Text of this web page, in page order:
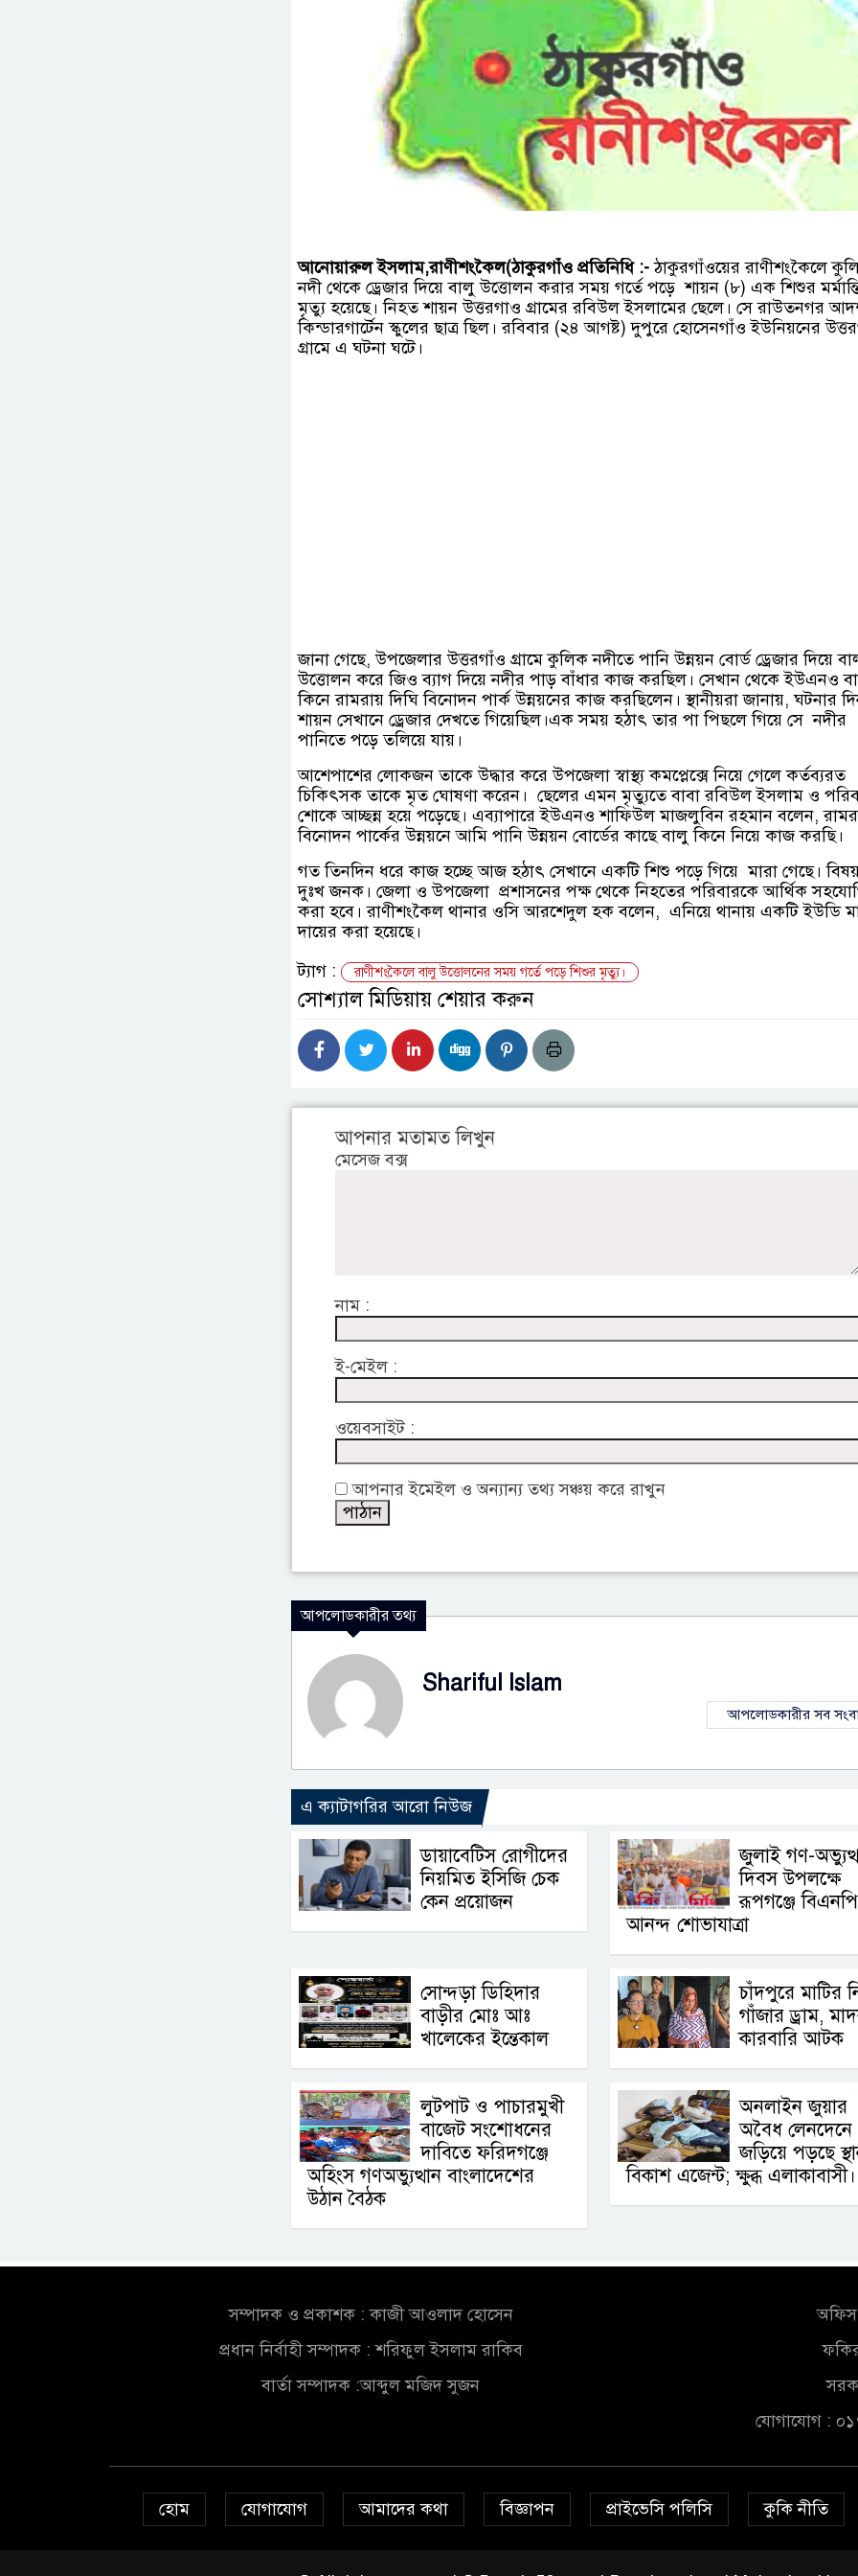
আনোয়ারুল ইসলাম,রাণীশংকৈল(ঠাকুরগাঁও প্রতিনিধি :-ঠাকুরগাঁওয়ের রাণীশংকৈলে
নদী থেকে ড্রেজার দিয়ে বালু উত্তোলন করার সময় গর্তে পড়ে শায়ন (৮) এক শিশুর
মৃত্যু হয়েছে। নিহত শায়ন উত্তরগাও গ্রামের রবিউল ইসলামের ছেলে। সে রাউতনগর
কিন্ডারগার্টেন স্কুলের ছাত্র ছিল। রবিবার (২৪ আগষ্ট) দুপুরে হোসেনগাঁও ইউনিয়নের
গ্রামে এ ঘটনা ঘটে।
জানা গেছে, উপজেলার উত্তরগাঁও গ্রামে কুলিক নদীতে পানি উন্নয়ন বোর্ড ড্রেজার দিয়ে
উত্তোলন করে জিও ব্যাগ দিয়ে নদীর পাড় বাঁধার কাজ করছিল। সেখান থেকে ইউএনও
কিনে রামরায় দিঘি বিনোদন পার্ক উন্নয়নের কাজ করছিলেন। স্থানীয়রা জানায়, ঘটনার
শায়ন সেখানে ড্রেজার দেখতে গিয়েছিল।এক সময় হঠাৎ তার পা পিছলে গিয়ে সে নদীর
পানিতে পড়ে তলিয়ে যায়।
আশেপাশের লোকজন তাকে উদ্ধার করে উপজেলা স্বাস্থ্য কমপ্লেক্সে নিয়ে গেলে কর্তব্যরত
চিকিৎসক তাকে মৃত ঘোষণা করেন। ছেলের এমন মৃত্যুতে বাবা রবিউল ইসলাম ও
শোকে আচ্ছন্ন হয়ে পড়েছে। এব্যাপারে ইউএনও শাফিউল মাজলুবিন রহমান বলেন,
বিনোদন পার্কের উন্নয়নে আমি পানি উন্নয়ন বোর্ডের কাছে বালু কিনে নিয়ে কাজ করছি।
গত তিনদিন ধরে কাজ হচ্ছে আজ হঠাৎ সেখানে একটি শিশু পড়ে গিয়ে মারা গেছে।
দুঃখ জনক। জেলা ও উপজেলা প্রশাসনের পক্ষ থেকে নিহতের পরিবারকে আর্থিক
করা হবে। রাণীশংকৈল থানার ওসি আরশেদুল হক বলেন, এনিয়ে থানায় একটি ইউডি
দায়ের করা হয়েছে।
ট্যাগ :
রাণীশংকৈলে বালু উত্তোলনের সময় গর্তে পড়ে শিশুর মৃত্যু।
সোশ্যাল মিডিয়ায় শেয়ার করুন
আপনার মতামত লিখুন
মেসেজ বক্স
নাম :
ই-মেইল :
ওয়েবসাইট :
আপনার ইমেইল ও অন্যান্য তথ্য সঞ্চয় করে রাখুন
আপলোডকারীর তথ্য
Shariful Islam
আপলোডকারীর সব
এ ক্যাটাগরির আরো নিউজ
ডায়াবেটিস রোগীদের
নিয়মিত ইসিজি চেক
কেন প্রয়োজন
জুলাই গণ-
দিবস উপলক্ষে
রূপগঞ্জে
আনন্দ শোভাযাত্রা
সোন্দড়া ডিহিদার
বাড়ীর মোঃ আঃ
খালেকের ইন্তেকাল
চাঁদপুরে মাটির
গাঁজার ড্রাম,
কারবারি আটক
লুটপাট ও পাচারমুখী
বাজেট সংশোধনের
দাবিতে ফরিদগঞ্জে
অহিংস গণঅভ্যুত্থান বাংলাদেশের
উঠান বৈঠক
অনলাইন জুয়ার
অবৈধ লেনদেনে
জড়িয়ে পড়ছে
বিকাশ এজেন্ট; ক্ষুব্ধ
সম্পাদক ও প্রকাশক : কাজী আওলাদ হোসেন
প্রধান নির্বাহী সম্পাদক : শরিফুল ইসলাম রাকিব
বার্তা সম্পাদক :আব্দুল মজিদ সুজন
যোগাযোগ :
হোম যোগাযোগ আমাদের কথা বিজ্ঞাপন প্রাইভেসি পলিসি কুকি নীতি